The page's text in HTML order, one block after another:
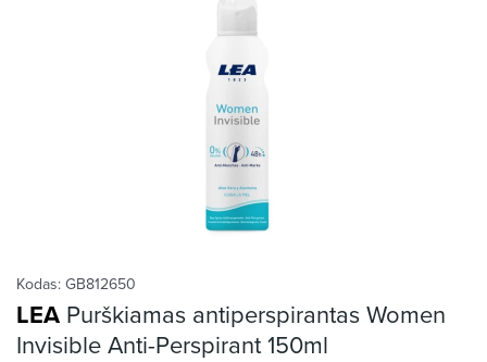
Kodas: GB812650
LEA Purškiamas antiperspirantas Women
Invisible Anti-Perspirant 150ml